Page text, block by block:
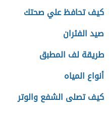
كيف تحافظ علي صحتك
صيد الفئران
طريقة لف المطبق
أنواع المياه
كيف تصلى الشفع والوتر